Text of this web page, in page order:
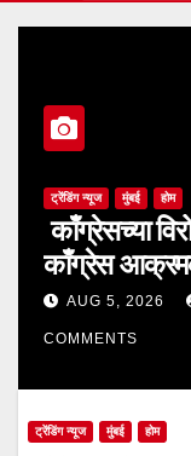
ट्रेंडिंग न्यूज मुंबई होम
काँग्रेसच्या
काँग्रेस
AUG 5, 2026
COMMENTS
ट्रेंडिंग न्यूज मुंबई होम